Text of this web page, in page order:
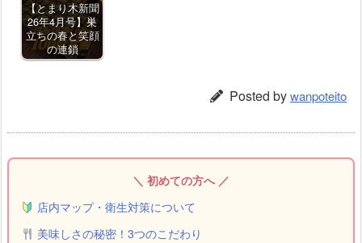
【とまり木新聞
26年4月号】巣
立ちの春と笑顔
の連鎖
Posted bywanpoteito
＼ 初めての方へ ／
店内マップ・衛生対策について
美味しさの秘密！3つのこだわり